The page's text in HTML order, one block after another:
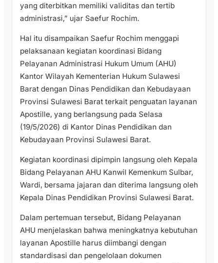
yang diterbitkan memiliki validitas dan tertib
administrasi,” ujar Saefur Rochim.
Hal itu disampaikan Saefur Rochim menggapi
pelaksanaan kegiatan koordinasi Bidang
Pelayanan Administrasi Hukum Umum (AHU)
Kantor Wilayah Kementerian Hukum Sulawesi
Barat dengan Dinas Pendidikan dan Kebudayaan
Provinsi Sulawesi Barat terkait penguatan layanan
Apostille, yang berlangsung pada Selasa
(19/5/2026) di Kantor Dinas Pendidikan dan
Kebudayaan Provinsi Sulawesi Barat.
Kegiatan koordinasi dipimpin langsung oleh Kepala
Bidang Pelayanan AHU Kanwil Kemenkum Sulbar,
Wardi, bersama jajaran dan diterima langsung oleh
Kepala Dinas Pendidikan Provinsi Sulawesi Barat.
Dalam pertemuan tersebut, Bidang Pelayanan
AHU menjelaskan bahwa meningkatnya kebutuhan
layanan Apostille harus diimbangi dengan
standardisasi dan pengelolaan dokumen